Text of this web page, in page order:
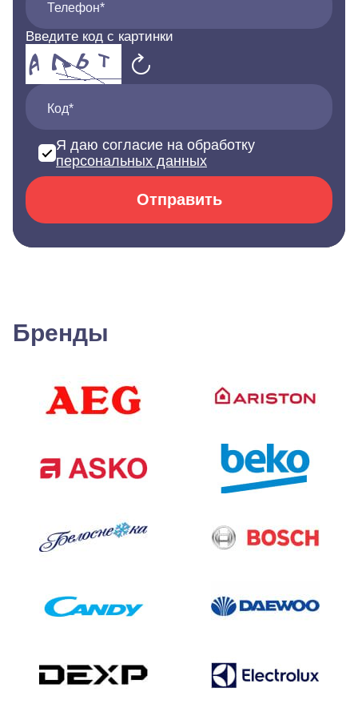
Телефон*
Введите код с картинки
Код*
Я даю согласие на обработку
персональных данных
Отправить
Бренды